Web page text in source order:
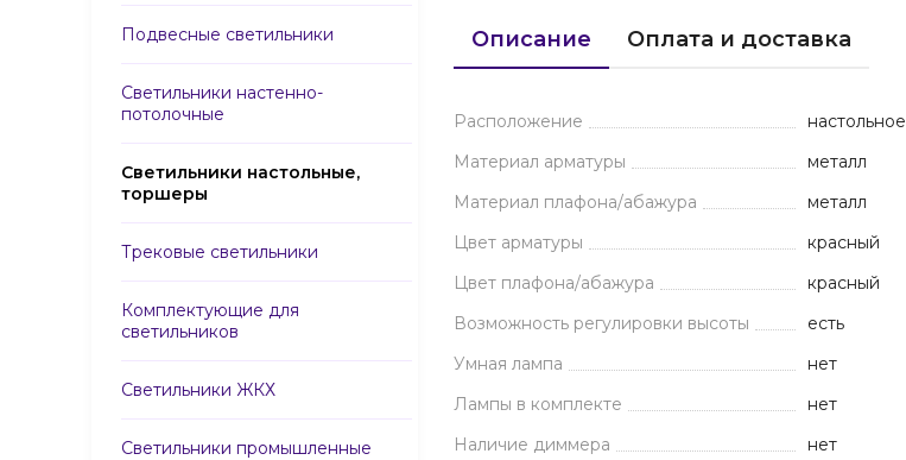
Подвесные светильники
Светильники настенно-
потолочные
Светильники настольные,
торшеры
Трековые светильники
Комплектующие для
светильников
Светильники ЖКХ
Светильники промышленные
Описание Оплата и доставка
Расположение
настольное
Материал арматуры
металл
Материал плафона/абажура
металл
Цвет арматуры
красный
Цвет плафона/абажура
красный
Возможность регулировки высоты
есть
Умная лампа
нет
Лампы в комплекте
нет
Наличие диммера
нет